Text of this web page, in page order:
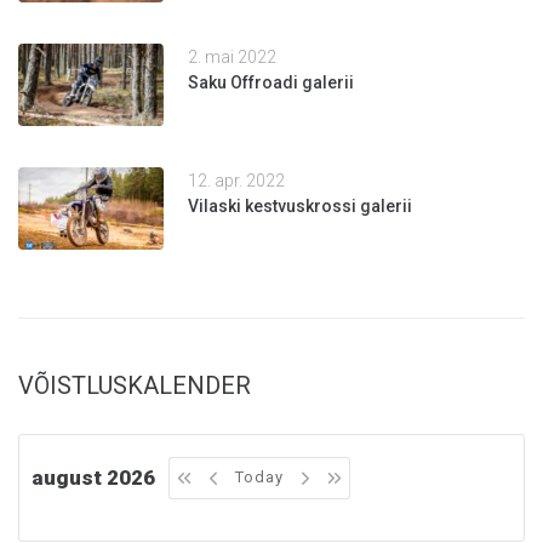
2. mai 2022
Saku Offroadi galerii
12. apr. 2022
Vilaski kestvuskrossi galerii
VÕISTLUSKALENDER
august 2026 Today